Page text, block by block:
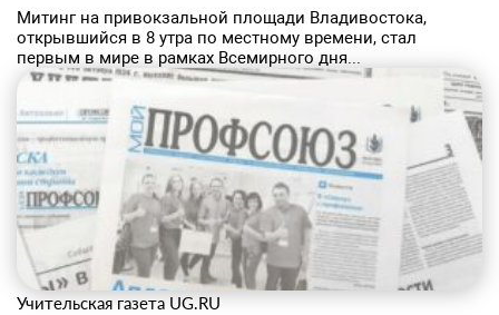
​Митинг на привокзальной площади Владивостока,
открывшийся в 8 утра по местному времени, стал
первым в мире в рамках Всемирного дня...
Учительская газета UG.RU